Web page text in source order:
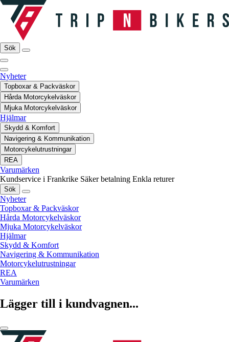
Sök
Nyheter
Topboxar & Packväskor
Hårda Motorcykelväskor
Mjuka Motorcykelväskor
Hjälmar
Skydd & Komfort
Navigering & Kommunikation
Motorcykelutrustningar
REA
Varumärken
Kundservice i Frankrike Säker betalning Enkla returer
Sök
Nyheter
Topboxar & Packväskor
Hårda Motorcykelväskor
Mjuka Motorcykelväskor
Hjälmar
Skydd & Komfort
Navigering & Kommunikation
Motorcykelutrustningar
REA
Varumärken
Lägger till i kundvagnen...